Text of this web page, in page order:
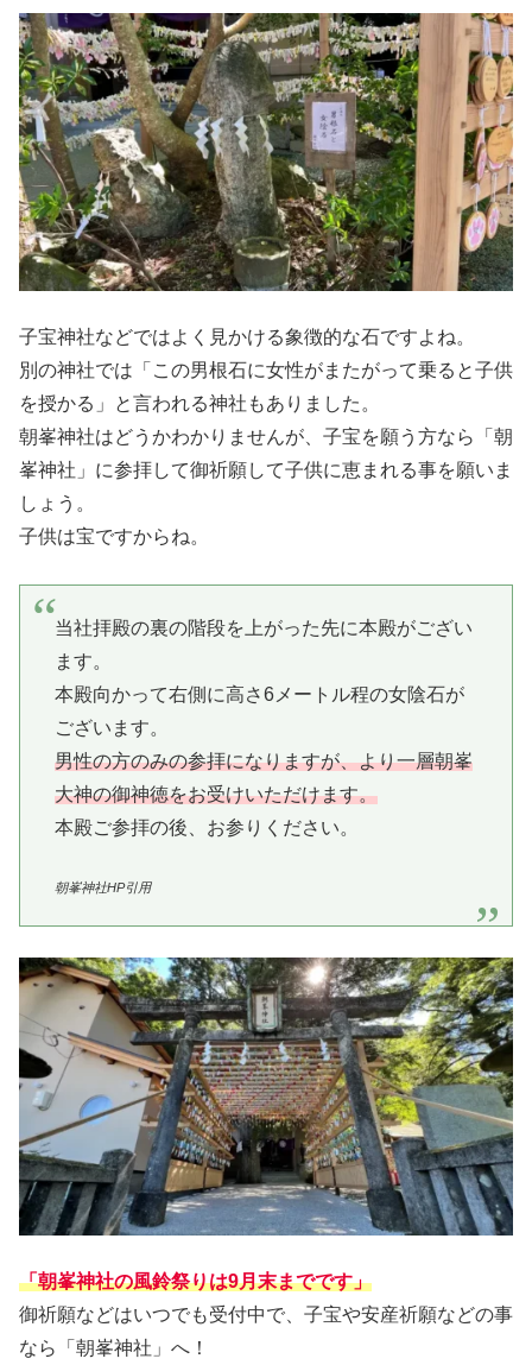
子宝神社などではよく見かける象徴的な石ですよね。
別の神社では「この男根石に女性がまたがって乗ると子供
を授かる」と言われる神社もありました。
朝峯神社はどうかわかりませんが、子宝を願う方なら「朝
峯神社」に参拝して御祈願して子供に恵まれる事を願いま
しょう。
子供は宝ですからね。
当社拝殿の裏の階段を上がった先に本殿がござい
ます。
本殿向かって右側に高さ6メートル程の女陰石が
ございます。
男性の方のみの参拝になりますが、より一層朝峯
大神の御神徳をお受けいただけます。
本殿ご参拝の後、お参りください。
朝峯神社HP引用
「朝峯神社の風鈴祭りは9月末までです」
御祈願などはいつでも受付中で、子宝や安産祈願などの事
なら「朝峯神社」へ！